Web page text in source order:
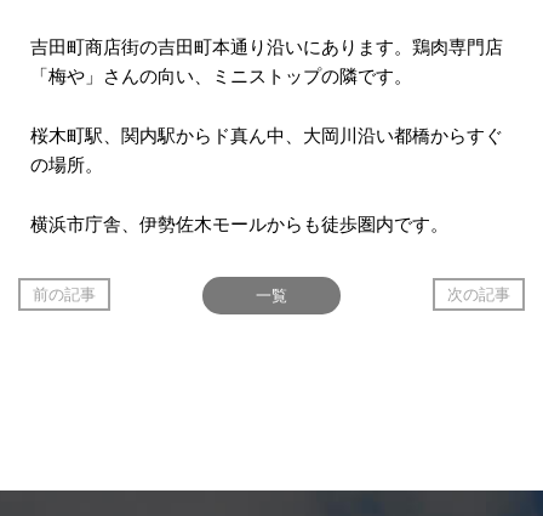
吉田町商店街の吉田町本通り沿いにあります。鶏肉専門店
「梅や」さんの向い、ミニストップの隣です。
桜木町駅、関内駅からド真ん中、大岡川沿い都橋からすぐ
の場所。
横浜市庁舎、伊勢佐木モールからも徒歩圏内です。
前の記事 一覧 次の記事